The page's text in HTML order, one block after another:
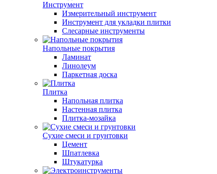
Инструмент
Измерительный инструмент
Инструмент для укладки плитки
Слесарные инструменты
Напольные покрытия
Ламинат
Линолеум
Паркетная доска
Плитка
Напольная плитка
Настенная плитка
Плитка-мозайка
Сухие смеси и грунтовки
Цемент
Шпатлевка
Штукатурка